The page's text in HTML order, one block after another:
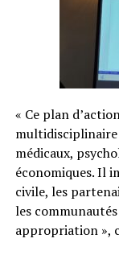
« Ce plan
multidisciplinaire
médicaux,
économiques. Il
civile, les
les
appropriation »,